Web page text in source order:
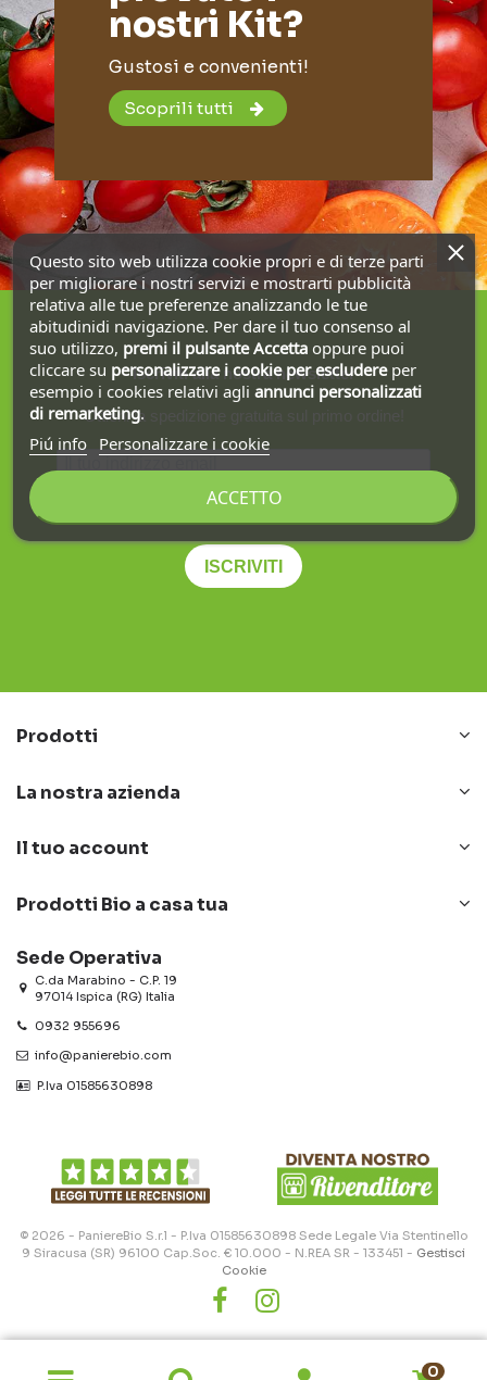
0
nostri Kit?
Gustosi e convenienti!
Scoprili tutti
Iscriviti alla nostra newsletter
Ottieni la spedizione gratuita sul primo ordine!
ISCRIVITI
Prodotti
La nostra azienda
Il tuo account
Prodotti Bio a casa tua
Sede Operativa
C.da Marabino - C.P. 19
97014 Ispica (RG) Italia
0932 955696
info@panierebio.com
‎‎‎‎‎ P.Iva 01585630898
Questo sito web utilizza cookie propri e di terze parti
per migliorare i nostri servizi e mostrarti pubblicità
relativa alle tue preferenze analizzando le tue
abitudinidi navigazione. Per dare il tuo consenso al
suo utilizzo, premi il pulsante Accettaoppure puoi
cliccare su personalizzare i cookie per escludereper
esempio i cookies relativi agli annunci personalizzati
di remarketing.
Piú info
Personalizzare i cookie
ACCETTO
© 2026 - PaniereBio S.r.l - P.Iva 01585630898 Sede Legale Via Stentinello
9 Siracusa (SR) 96100 Cap.Soc. € 10.000 - N.REA SR - 133451 - Gestisci
Cookie